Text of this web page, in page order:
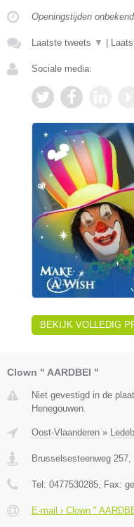
Openingstijden onbekend
Laatste tweets ▼
Sociale media:
BEKIJK VOLLEDIG
Clown " AARDBEI "
Niet gevestigd in de
Henegouwen.
Oost-Vlaanderen »
Brusselsesteenweg 257,
Tel: 0477530285, Fax:
E-mail › Clown "